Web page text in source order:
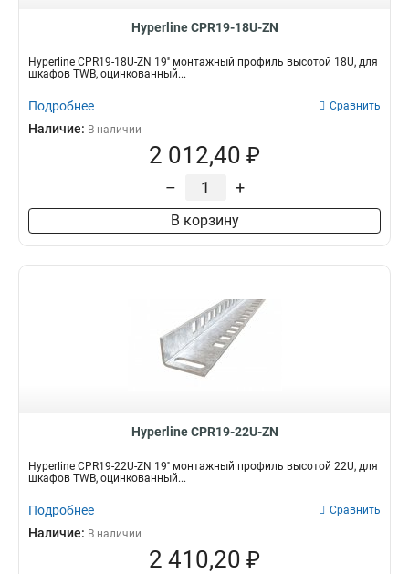
Hyperline CPR19-18U-ZN
Hyperline CPR19-18U-ZN 19'' монтажный профиль высотой 18U, для
шкафов TWB, оцинкованный...
Подробнее Сравнить
Наличие: В наличии
2 012,40 ₽
– +
В корзину
Hyperline CPR19-22U-ZN
Hyperline CPR19-22U-ZN 19'' монтажный профиль высотой 22U, для
шкафов TWB, оцинкованный...
Подробнее Сравнить
Наличие: В наличии
2 410,20 ₽